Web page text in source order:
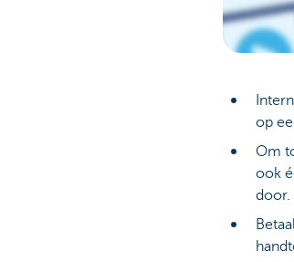
op
Om
ook
door.